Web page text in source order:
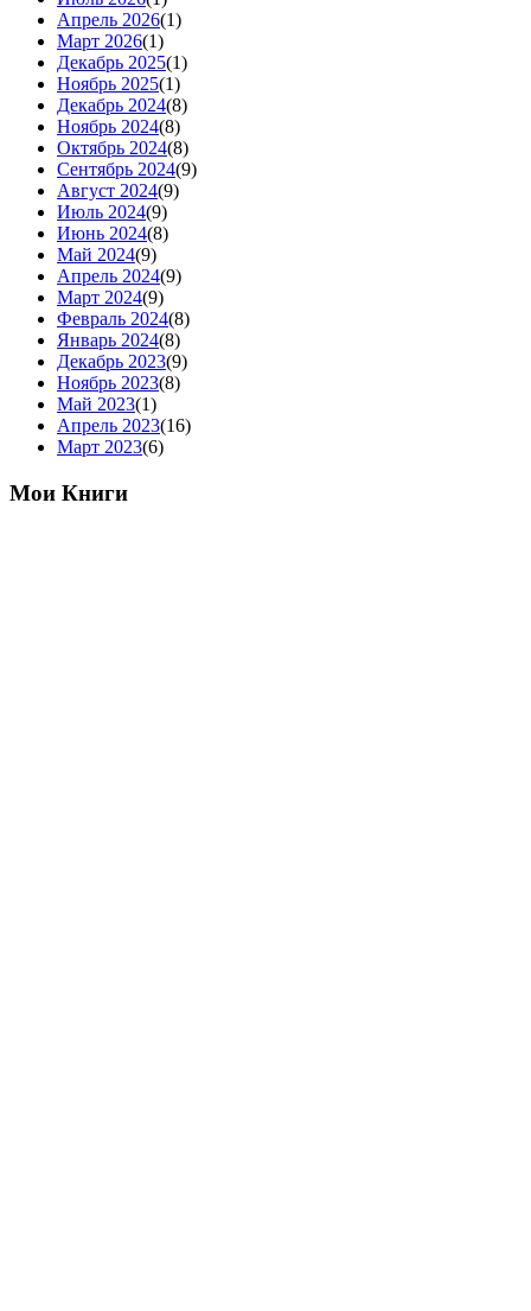
Апрель 2026(1)
Март 2026(1)
Декабрь 2025(1)
Ноябрь 2025(1)
Декабрь 2024(8)
Ноябрь 2024(8)
Октябрь 2024(8)
Сентябрь 2024(9)
Август 2024(9)
Июль 2024(9)
Июнь 2024(8)
Май 2024(9)
Апрель 2024(9)
Март 2024(9)
Февраль 2024(8)
Январь 2024(8)
Декабрь 2023(9)
Ноябрь 2023(8)
Май 2023(1)
Апрель 2023(16)
Март 2023(6)
Мои Книги